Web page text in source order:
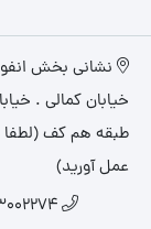
نشانی بخش
طبقه هم کف (لطفا
عمل آورید)